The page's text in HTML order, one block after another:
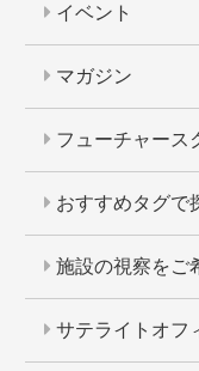
イベント
マガジン
フューチャース
おすすめタグで
施設の視察をご
サテライトオフ